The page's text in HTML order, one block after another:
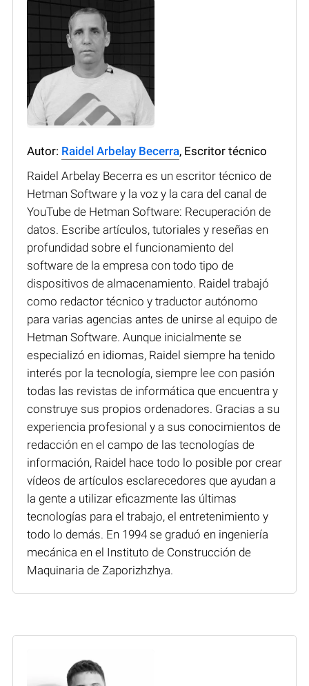
Autor: Raidel Arbelay Becerra, Escritor técnico
Raidel Arbelay Becerra es un escritor técnico de
Hetman Software y la voz y la cara del canal de
YouTube de Hetman Software: Recuperación de
datos. Escribe artículos, tutoriales y reseñas en
profundidad sobre el funcionamiento del
software de la empresa con todo tipo de
dispositivos de almacenamiento. Raidel trabajó
como redactor técnico y traductor autónomo
para varias agencias antes de unirse al equipo de
Hetman Software. Aunque inicialmente se
especializó en idiomas, Raidel siempre ha tenido
interés por la tecnología, siempre lee con pasión
todas las revistas de informática que encuentra y
construye sus propios ordenadores. Gracias a su
experiencia profesional y a sus conocimientos de
redacción en el campo de las tecnologías de
información, Raidel hace todo lo posible por crear
vídeos de artículos esclarecedores que ayudan a
la gente a utilizar eficazmente las últimas
tecnologías para el trabajo, el entretenimiento y
todo lo demás. En 1994 se graduó en ingeniería
mecánica en el Instituto de Construcción de
Maquinaria de Zaporizhzhya.